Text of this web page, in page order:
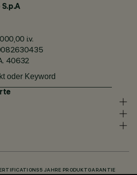
i.v.
40632
5 JAHRE PRODUKTGARANTIE